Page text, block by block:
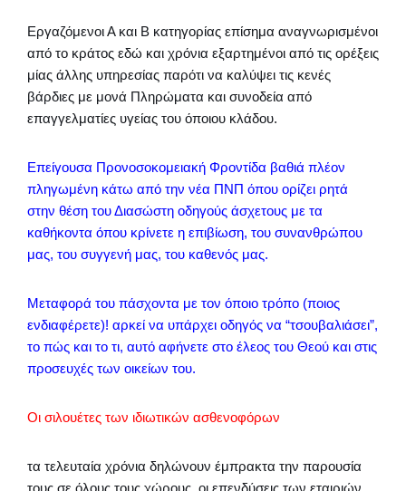
Εργαζόμενοι Α και Β κατηγορίας επίσημα αναγνωρισμένοι
από το κράτος εδώ και χρόνια εξαρτημένοι από τις ορέξεις
μίας άλλης υπηρεσίας παρότι να καλύψει τις κενές
βάρδιες με μονά Πληρώματα και συνοδεία από
επαγγελματίες υγείας του όποιου κλάδου.
Επείγουσα Προνοσοκομειακή Φροντίδα βαθιά πλέον
πληγωμένη κάτω από την νέα ΠΝΠ όπου ορίζει ρητά
στην θέση του Διασώστη οδηγούς άσχετους με τα
καθήκοντα όπου κρίνετε η επιβίωση, του συνανθρώπου
μας, του συγγενή μας, του καθενός μας.
Μεταφορά του πάσχοντα με τον όποιο τρόπο (ποιος
ενδιαφέρετε)! αρκεί να υπάρχει οδηγός να “τσουβαλιάσει”,
το πώς και το τι, αυτό αφήνετε στο έλεος του Θεού και στις
προσευχές των οικείων του.
Οι σιλουέτες των ιδιωτικών ασθενοφόρων
τα τελευταία χρόνια δηλώνουν έμπρακτα την παρουσία